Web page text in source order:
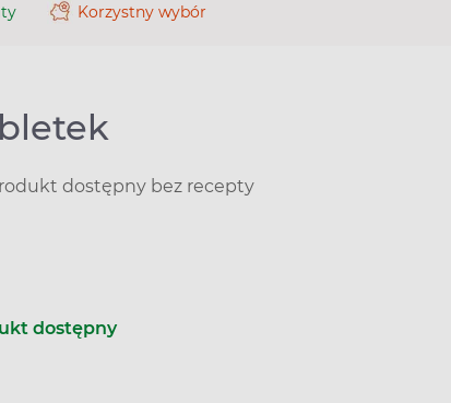
Korzystny wybór
dostępny bez recepty
dostępny